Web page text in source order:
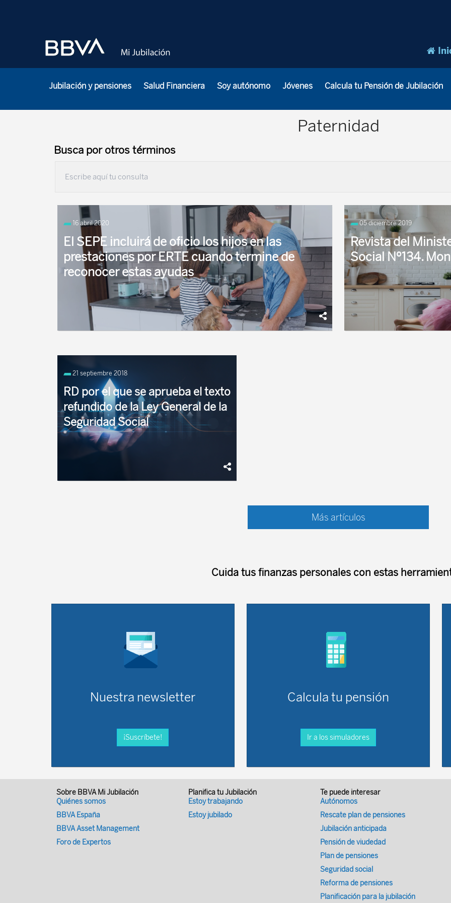
Jubilación y pensiones Salud Financiera Soy autónomo Jóvenes Calcula tu Pensión de Jubilación
Paternidad
Busca por otros términos
16 abril 2020
El SEPE incluirá de oficio los hijos en las
prestaciones por ERTE cuando termine de
reconocer estas ayudas
Las empresas reciben una carta que les explica que solo están
reconociendo los complementos por hijos a cargo si el SEPE tenia ya los
datos del trabajador en su ...
05 diciembre 2019
Revista del
Social Nº134.
21 septiembre 2018
RD por el que se aprueba el texto
refundido de la Ley General de la
Seguridad Social
Más artículos
Cuida tus finanzas personales con estas
Nuestra newsletter
¡Suscríbete!
Calcula tu pensión
Ir a los simuladores
Sobre BBVA Mi Jubilación
Quiénes somos
BBVA España
BBVA Asset Management
Foro de Expertos
Planifica tu Jubilación
Estoy trabajando
Estoy jubilado
Te puede interesar
Autónomos
Rescate plan de pensiones
Jubilación anticipada
Pensión de viudedad
Plan de pensiones
Seguridad social
Reforma de pensiones
Planificación para la jubilación